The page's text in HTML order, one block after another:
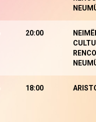
20:00
18:00